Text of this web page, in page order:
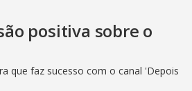
positiva sobre o
que faz sucesso com o canal 'Depois